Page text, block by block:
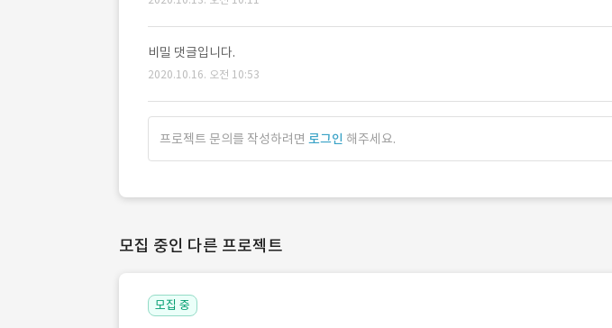
비밀 댓글입니다.
2020.10.16. 오전 10:53
프로젝트 문의를 작성하려면 로그인 해주세요.
모집 중인 다른 프로젝트
모집 중